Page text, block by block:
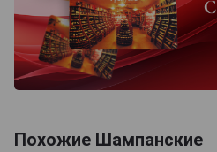
Похожие Шампанские